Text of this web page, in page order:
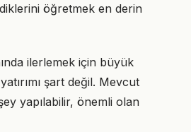
öğretmek en derin
ilerlemek için büyük
şart değil. Mevcut
yapılabilir, önemli olan